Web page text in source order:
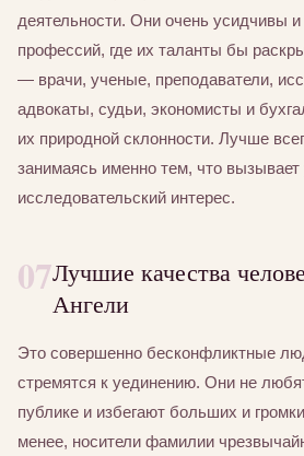
деятельности. Они очень усидчивы
профессий, где их таланты бы
— врачи, ученые, преподаватели,
адвокаты, судьи, экономисты и
их природной склонности. Лучше
занимаясь именно тем, что вызывает
исследовательский интерес.
07Лучшие качества
Ангели
Это совершенно бесконфликтные
стремятся к уединению. Они не
публике и избегают больших и
менее, носители фамилии